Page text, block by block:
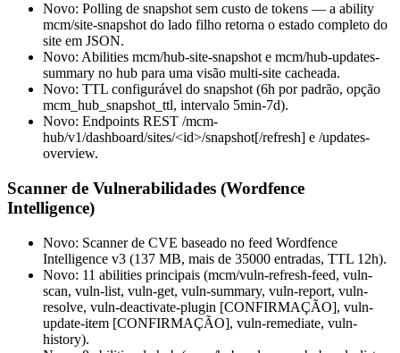
Novo: Polling de snapshot sem custo de tokens — a ability
mcm/site-snapshot do lado filho retorna o estado completo do
site em JSON.
Novo: Abilities mcm/hub-site-snapshot e mcm/hub-updates-
summary no hub para uma visão multi-site cacheada.
Novo: TTL configurável do snapshot (6h por padrão, opção
mcm_hub_snapshot_ttl, intervalo 5min-7d).
Novo: Endpoints REST /mcm-
hub/v1/dashboard/sites/<id>/snapshot[/refresh] e /updates-
overview.
Scanner de Vulnerabilidades (Wordfence
Intelligence)
Novo: Scanner de CVE baseado no feed Wordfence
Intelligence v3 (137 MB, mais de 35000 entradas, TTL 12h).
Novo: 11 abilities principais (mcm/vuln-refresh-feed, vuln-
scan, vuln-list, vuln-get, vuln-summary, vuln-report, vuln-
resolve, vuln-deactivate-plugin [CONFIRMAÇÃO], vuln-
update-item [CONFIRMAÇÃO], vuln-remediate, vuln-
history).